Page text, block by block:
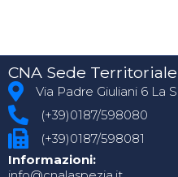
CNA Sede
Via Padre Giuliani 6 La
(+39)0187/598080
(+39)0187/598081
Informazioni: